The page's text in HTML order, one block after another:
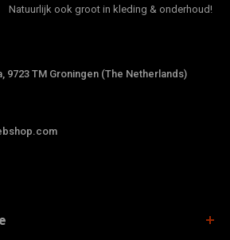
Natuurlijk ook groot in kleding & onderhoud!
9723 TM Groningen (The Netherlands)